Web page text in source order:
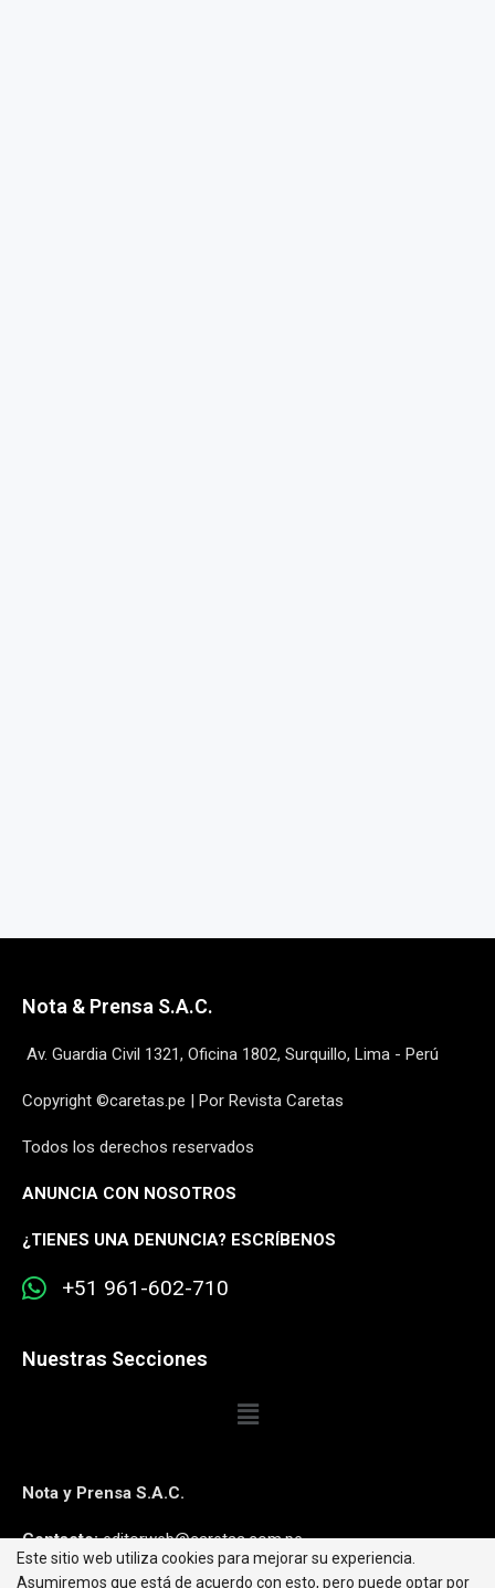
Nota & Prensa S.A.C.
Av. Guardia Civil 1321, Oficina 1802, Surquillo, Lima - Perú
Copyright ©caretas.pe | Por Revista Caretas
Todos los derechos reservados
ANUNCIA CON NOSOTROS
¿TIENES UNA DENUNCIA? ESCRÍBENOS
+51 961-602-710
Nuestras Secciones
Nota y Prensa S.A.C.
Contacto:editorweb@caretas.com.pe
Este sitio web utiliza cookies para mejorar su experiencia.
Asumiremos que está de acuerdo con esto, pero puede optar por